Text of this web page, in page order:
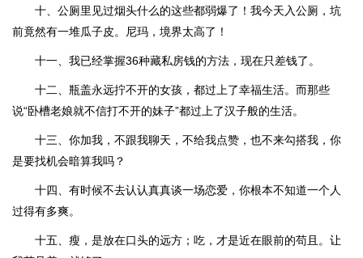
十、公厕里见过烟头什么的这些都弱爆了！我今天入公厕，坑
前竟然有一堆瓜子皮。尼玛，境界太高了！
十一、我已经掌握36种藏私房钱的方法，现在只差钱了。
十二、瓶盖永远拧不开的女孩，都过上了幸福生活。而那些
说“卧槽老娘就不信打不开的妹子”都过上了汉子般的生活。
十三、你加我，不跟我聊天，不给我点赞，也不来勾搭我，你
是要找机会暗算我吗？
十四、有时候不去认认真真谈一场恋爱，你根本不知道一个人
过得有多爽。
十五、瘦，是放在口头的远方；吃，才是近在眼前的苟且。让